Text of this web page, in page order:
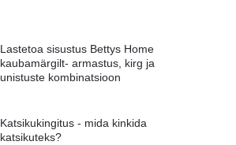
Lastetoa sisustus Bettys Home
kaubamärgilt- armastus, kirg ja
unistuste kombinatsioon
Katsikukingitus - mida kinkida
katsikuteks?